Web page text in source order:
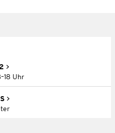
Uhr